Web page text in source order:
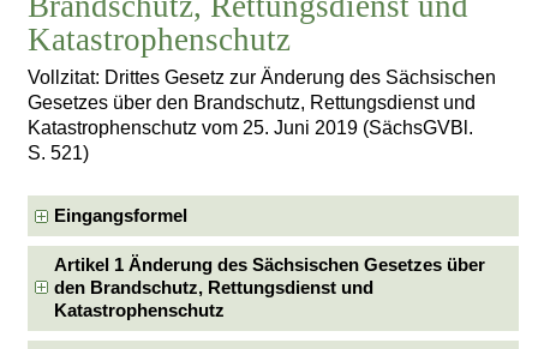
Katastrophenschutz
Vollzitat: Drittes Gesetz zur Änderung des Sächsischen
Gesetzes über den Brandschutz, Rettungsdienst und
Katastrophenschutz vom 25. Juni 2019 (SächsGVBl.
S. 521)
Eingangsformel
Artikel 1 Änderung des Sächsischen Gesetzes über
den Brandschutz, Rettungsdienst und
Katastrophenschutz